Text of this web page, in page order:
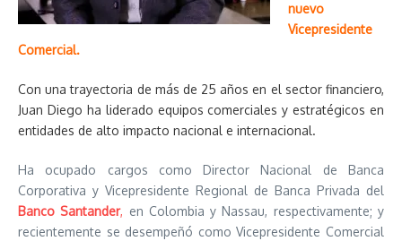
nuevo
Vicepresidente
Comercial.
Con una trayectoria de más de 25 años en el sector financiero,
Juan Diego ha liderado equipos comerciales y estratégicos en
entidades de alto impacto nacional e internacional.
Ha ocupado cargos como Director Nacional de Banca
Corporativa y Vicepresidente Regional de Banca Privada del
Banco Santander, en Colombia y Nassau, respectivamente; y
recientemente se desempeñó como Vicepresidente Comercial